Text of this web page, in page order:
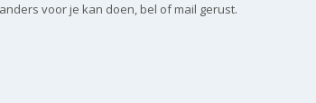
voor je kan doen, bel of mail gerust.